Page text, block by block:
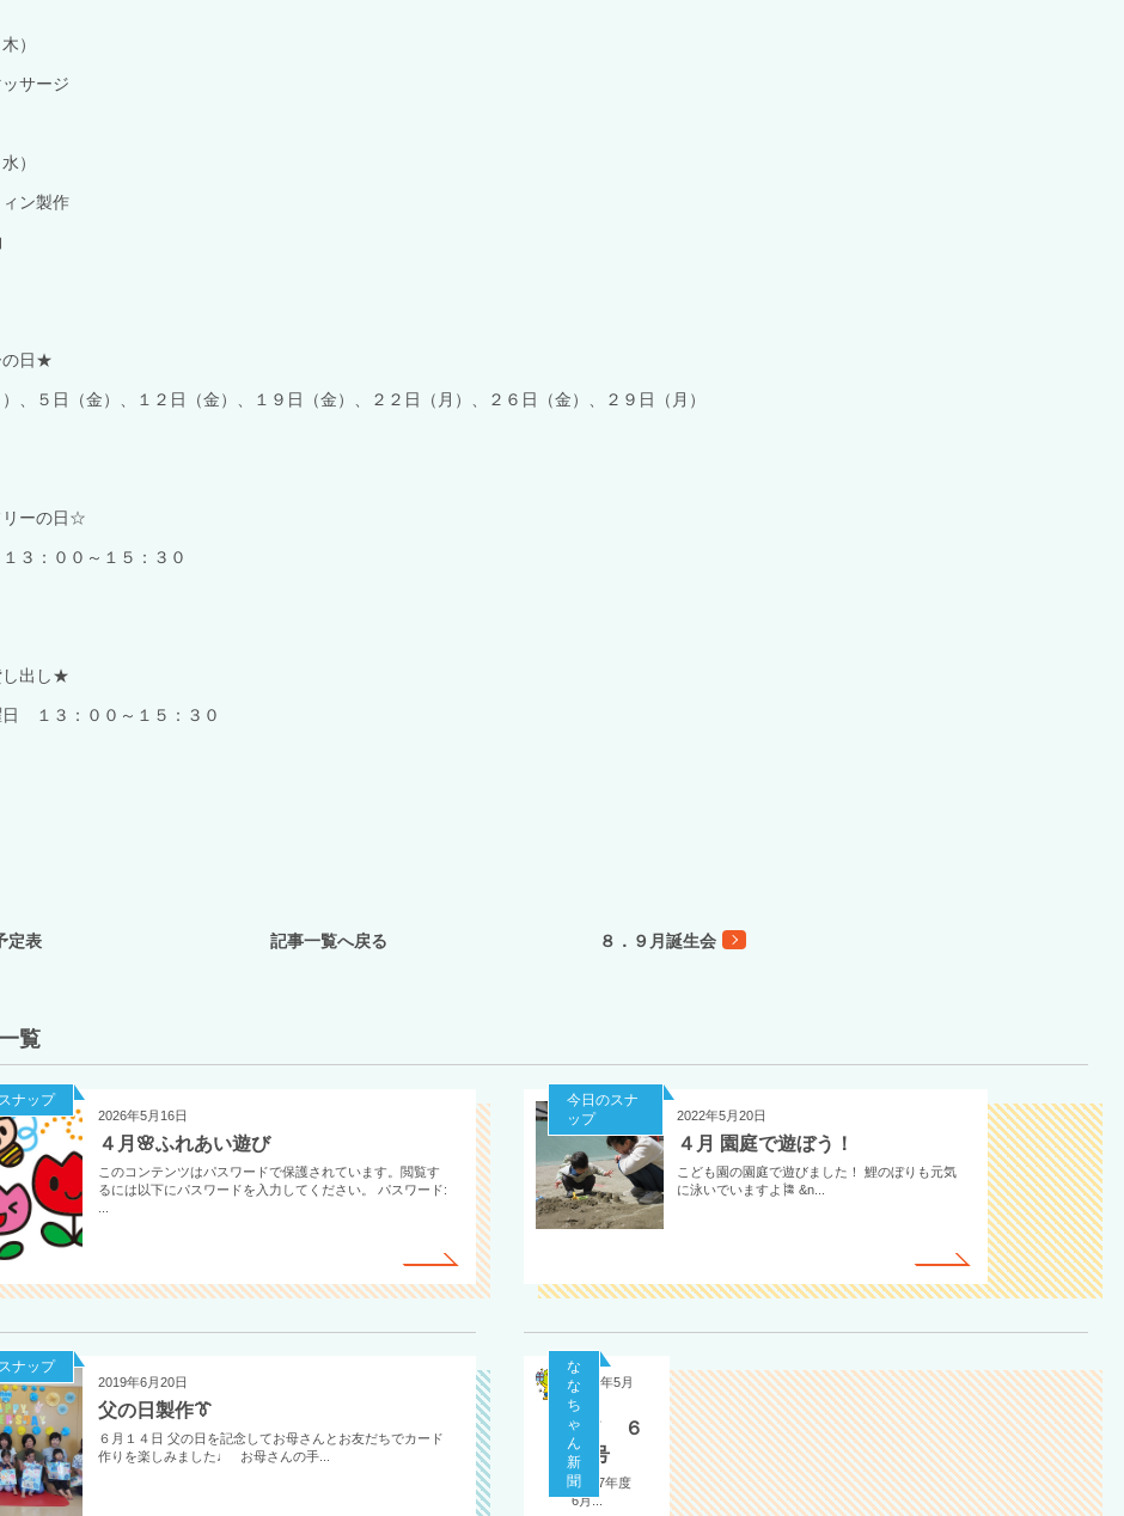
）
サージ
）
ン製作
日★
）、５日（金）、１２日（金）、１９日（金）、２２日（月）、２６日（金）、２９日（月）
ーの日☆
３：００～１５：３０
出し★
日 １３：００～１５：３０
定表 ８．９月誕生会
記事一覧へ戻る
覧
ナップ
2026年5月16日
４月🌸ふれあい遊び
このコンテンツはパスワードで保護されています。閲覧す
るには以下にパスワードを入力してください。 パスワード:
今日のスナ
ップ
2022年5月20日
４月 園庭で遊ぼう！
こども園の園庭で遊びました！ 鯉のぼりも元気
に泳いでいますよ🎏 &n...
ナップ
2019年6月20日
父の日製作👔
６月１４日 父の日を記念してお母さんとお友だちでカード
作りを楽しみました♩ お母さんの手...
な
な
ち
ゃ
ん
新
聞
2025年5月
21日
R７ ６
月号
令和7年度
6月...